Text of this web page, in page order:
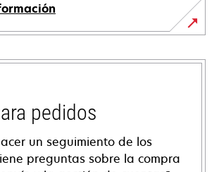
pedidos
un seguimiento de los
preguntas sobre la compra